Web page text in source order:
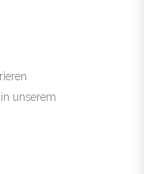
unserem